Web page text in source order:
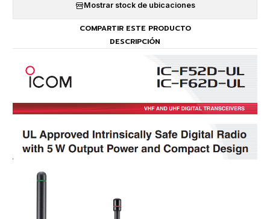
Mostrar stock de ubicaciones
COMPARTIR ESTE PRODUCTO
DESCRIPCIÓN